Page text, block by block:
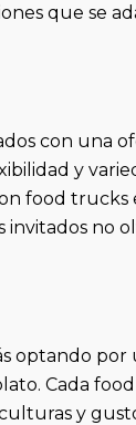
que se
con una
y
food
no
por
Cada
y